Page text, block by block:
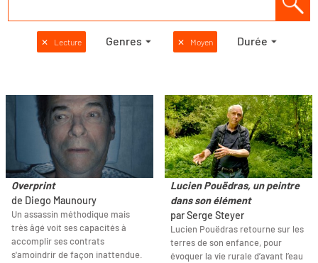
✕ Lecture Genres ✕ Moyen Durée
Overprint
de Diego Maunoury
Un assassin méthodique mais
très âgé voit ses capacités à
accomplir ses contrats
s'amoindrir de façon inattendue.
Lucien Pouëdras, un peintre
dans son élément
par Serge Steyer
Lucien Pouëdras retourne sur les
terres de son enfance, pour
évoquer la vie rurale d’avant l’eau